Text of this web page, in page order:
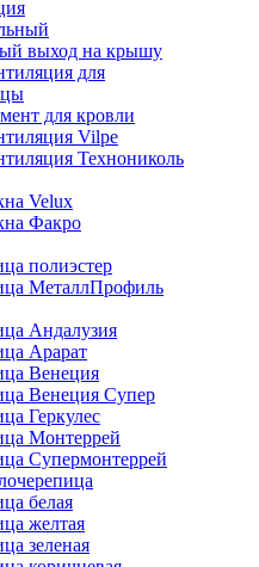
выход на крышу
для
для кровли
Vilpe
Технониколь
Velux
Факро
полиэстер
МеталлПрофиль
Андалузия
Арарат
Венеция
Венеция Супер
Геркулес
Монтеррей
Супермонтеррей
белая
желтая
зеленая